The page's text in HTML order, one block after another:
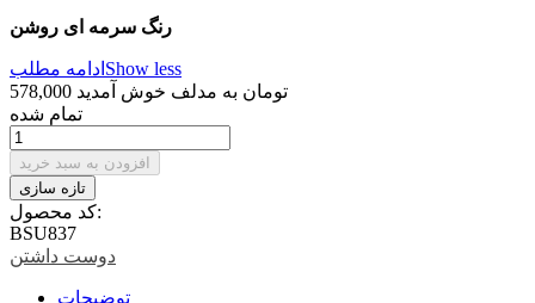
رنگ سرمه ای روشن
ادامه مطلب Show less
578,000 تومان به مدلف خوش آمدید
تمام شده
افزودن به سبد خرید
کد محصول:
BSU837
دوست داشتن
توضیحات